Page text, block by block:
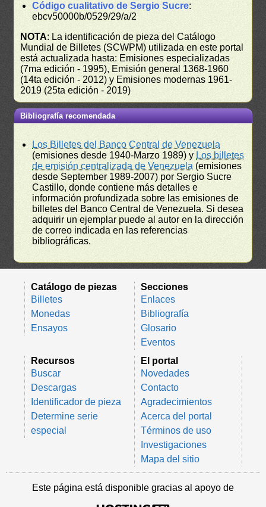
Código cualitativo de Sergio Sucre:
ebcv50000b/0529/29/a/2
NOTA: La identificación de pieza del Catálogo
Mundial de Billetes (SCWPM) utilizada en este portal
está actualizada hasta: Emisiones especializadas
(7ma edición - 1995), Emisión general 1368-1960
(14ta edición - 2012) y Emisiones modernas 1961-
2019 (25ta edición - 2019)
Bibliografía recomendada
Los Billetes del Banco Central de Venezuela
(emisiones desde 1940-Marzo 1989) y Los billetes
de emisión centralizada de Venezuela (emisiones
desde September 1989-2007) por Sergio Sucre
Castillo, donde contiene más detalles e
información profundizada sobre las emisiones de
billetes del Banco Central de Venezuela. Si desea
adquirir un ejemplar puede al autor en la dirección
de correo indicada en las referencias
bibliográficas.
Catálogo de piezas
Billetes
Monedas
Ensayos
Secciones
Enlaces
Bibliografía
Glosario
Eventos
Recursos
Buscar
Descargas
Identificador de pieza
Determine serie
especial
El portal
Novedades
Contacto
Agradecimientos
Acerca del portal
Términos de uso
Investigaciones
Mapa del sitio
Este página está disponible gracias al apoyo de